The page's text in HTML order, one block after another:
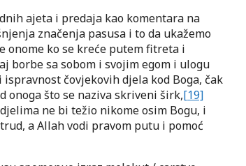
ajeta i predaja kao komentara na
značenja pasusa i to da ukažemo
onome ko se kreće putem fitreta i
borbe sa sobom i svojim egom i ulogu
čovjekovih djela kod Boga, čak
onoga što se naziva skriveni širk,[19]
ne bi težio nikome osim Bogu, i
a Allah vodi pravom putu i pomoć